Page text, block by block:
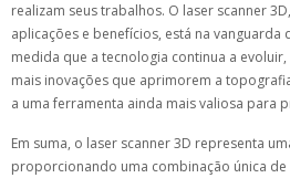
realizam seus trabalhos. O laser scanner
aplicações e benefícios, está na vanguarda
medida que a tecnologia continua a
mais inovações que aprimorem a
a uma ferramenta ainda mais valiosa para
Em suma, o laser scanner 3D representa
proporcionando uma combinação única de